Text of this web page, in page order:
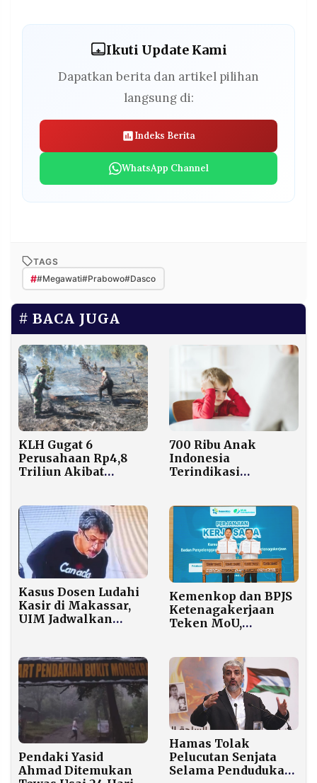
Ikuti Update Kami
Dapatkan berita dan artikel pilihan
langsung di:
Indeks Berita
WhatsApp Channel
TAGS
##Megawati#Prabowo#Dasco
BACA JUGA
KLH Gugat 6
Perusahaan Rp4,8
Triliun Akibat
Hektare di Sumatra
700 Ribu Anak
Indonesia
Terindikasi
Sampai Jadi
Disabilitas
Kasus Dosen Ludahi
Kasir di Makassar,
UIM Jadwalkan
Kemenkop dan BPJS
Ketenagakerjaan
Teken MoU,
Dapat Jaminan Sosial
Pendaki Yasid
Ahmad Ditemukan
Hamas Tolak
Pelucutan Senjata
Selama Pendudukan